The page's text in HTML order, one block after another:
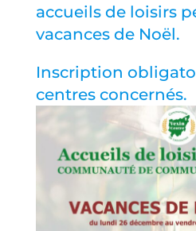
accueils de loisirs
vacances de Noël.
Inscription
centres concernés.